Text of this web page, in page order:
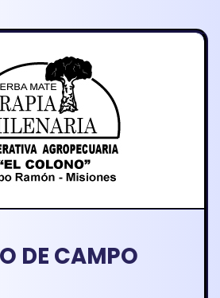
DE CAMPO